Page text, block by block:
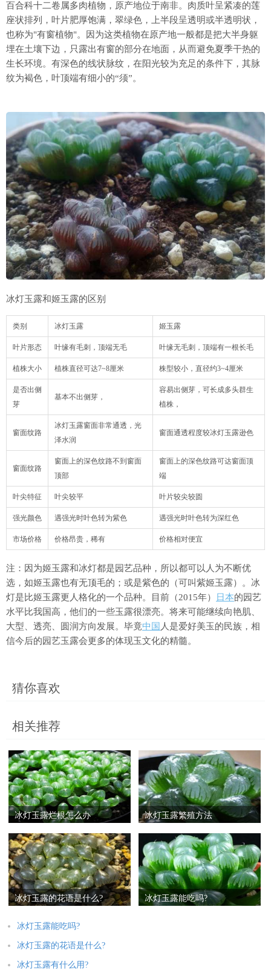
百合科十二卷属多肉植物，原产地位于南非。肉质叶呈紧凑的莲
座状排列，叶片肥厚饱满，翠绿色，上半段呈透明或半透明状，
也称为"有窗植物"。因为这类植物在原产地一般都是把大半身躯
埋在土壤下边，只露出有窗的部分在地面，从而避免夏季干热的
生长环境。有深色的线状脉纹，在阳光较为充足的条件下，其脉
纹为褐色，叶顶端有细小的“须”。
冰灯玉露和姬玉露的区别
类别 冰灯玉露 姬玉露
叶片形态 叶缘有毛刺，顶端无毛 叶缘无毛刺，顶端有一根长毛
植株大小 植株直径可达7~8厘米 株型较小，直径约3~4厘米
是否出侧
芽
基本不出侧芽，
容易出侧芽，可长成多头群生
植株，
窗面纹路
冰灯玉露窗面非常通透，光
泽水润
窗面通透程度较冰灯玉露逊色
窗面纹路
窗面上的深色纹路不到窗面
顶部
窗面上的深色纹路可达窗面顶
端
叶尖特征 叶尖较平 叶片较尖较圆
强光颜色 遇强光时叶色转为紫色 遇强光时叶色转为深红色
市场价格 价格昂贵，稀有 价格相对便宜
注：因为姬玉露和冰灯都是园艺品种，所以都可以人为不断优
选，如姬玉露也有无顶毛的；或是紫色的（可叫紫姬玉露）。冰
灯是比姬玉露更人格化的一个品种。目前（2015年）
日本的园艺
水平比我国高，他们的一些玉露很漂亮。将来可能继续向艳肌、
大型、透亮、圆润方向发展。毕竟中国 人是爱好美玉的民族，相
信今后的园艺玉露会更多的体现玉文化的精髓。
猜你喜欢
相关推荐
冰灯玉露烂根怎么办 冰灯玉露繁殖方法
冰灯玉露的花语是什么? 冰灯玉露能吃吗?
冰灯玉露能吃吗?
冰灯玉露的花语是什么?
冰灯玉露有什么用?